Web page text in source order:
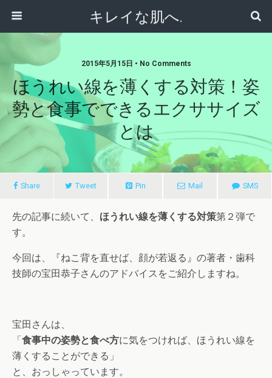
キレイな肌へ.
2015年5月15日 • No Comments
ほうれい線を薄くする対策！姿
勢と食事でできるエクササイズ
とは
Share Tweet Pin Mail SMS
先の記事に続いて、 ほうれい線を薄くする対策第２弾で
す。
今回は、『ねこ背を直せば、顔が若返る』の著者・歯科
技師の宝田恭子さんのアドバイスをご紹介しますね。
宝田さんは、
「食事中の姿勢と食べ方に気をつければ、ほうれい線を
薄くすることができる」
と、おっしゃっています。